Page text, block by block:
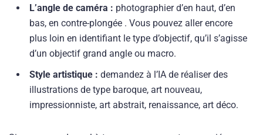
L’angle de caméra : photographier d’en haut, d’en
bas, en contre-plongée . Vous pouvez aller encore
plus loin en identifiant le type d’objectif, qu’il s’agisse
d’un objectif grand angle ou macro.
Style artistique : demandez à l’IA de réaliser des
illustrations de type baroque, art nouveau,
impressionniste, art abstrait, renaissance, art déco.